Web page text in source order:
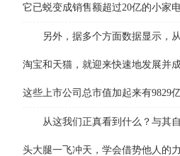
它已蜕变成销售额超过20亿的小家电
另外，据多个方面数据显示，从
淘宝和天猫，就迎来快速地发展并
这些上市公司总市值加起来有9829
从这我们正真看到什么？与其自
头大腿一飞冲天，学会借势他人的